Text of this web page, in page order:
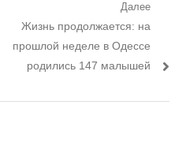
Далее
Следующий
пост:
Жизнь продолжается: на
прошлой неделе в Одессе
родились 147 малышей